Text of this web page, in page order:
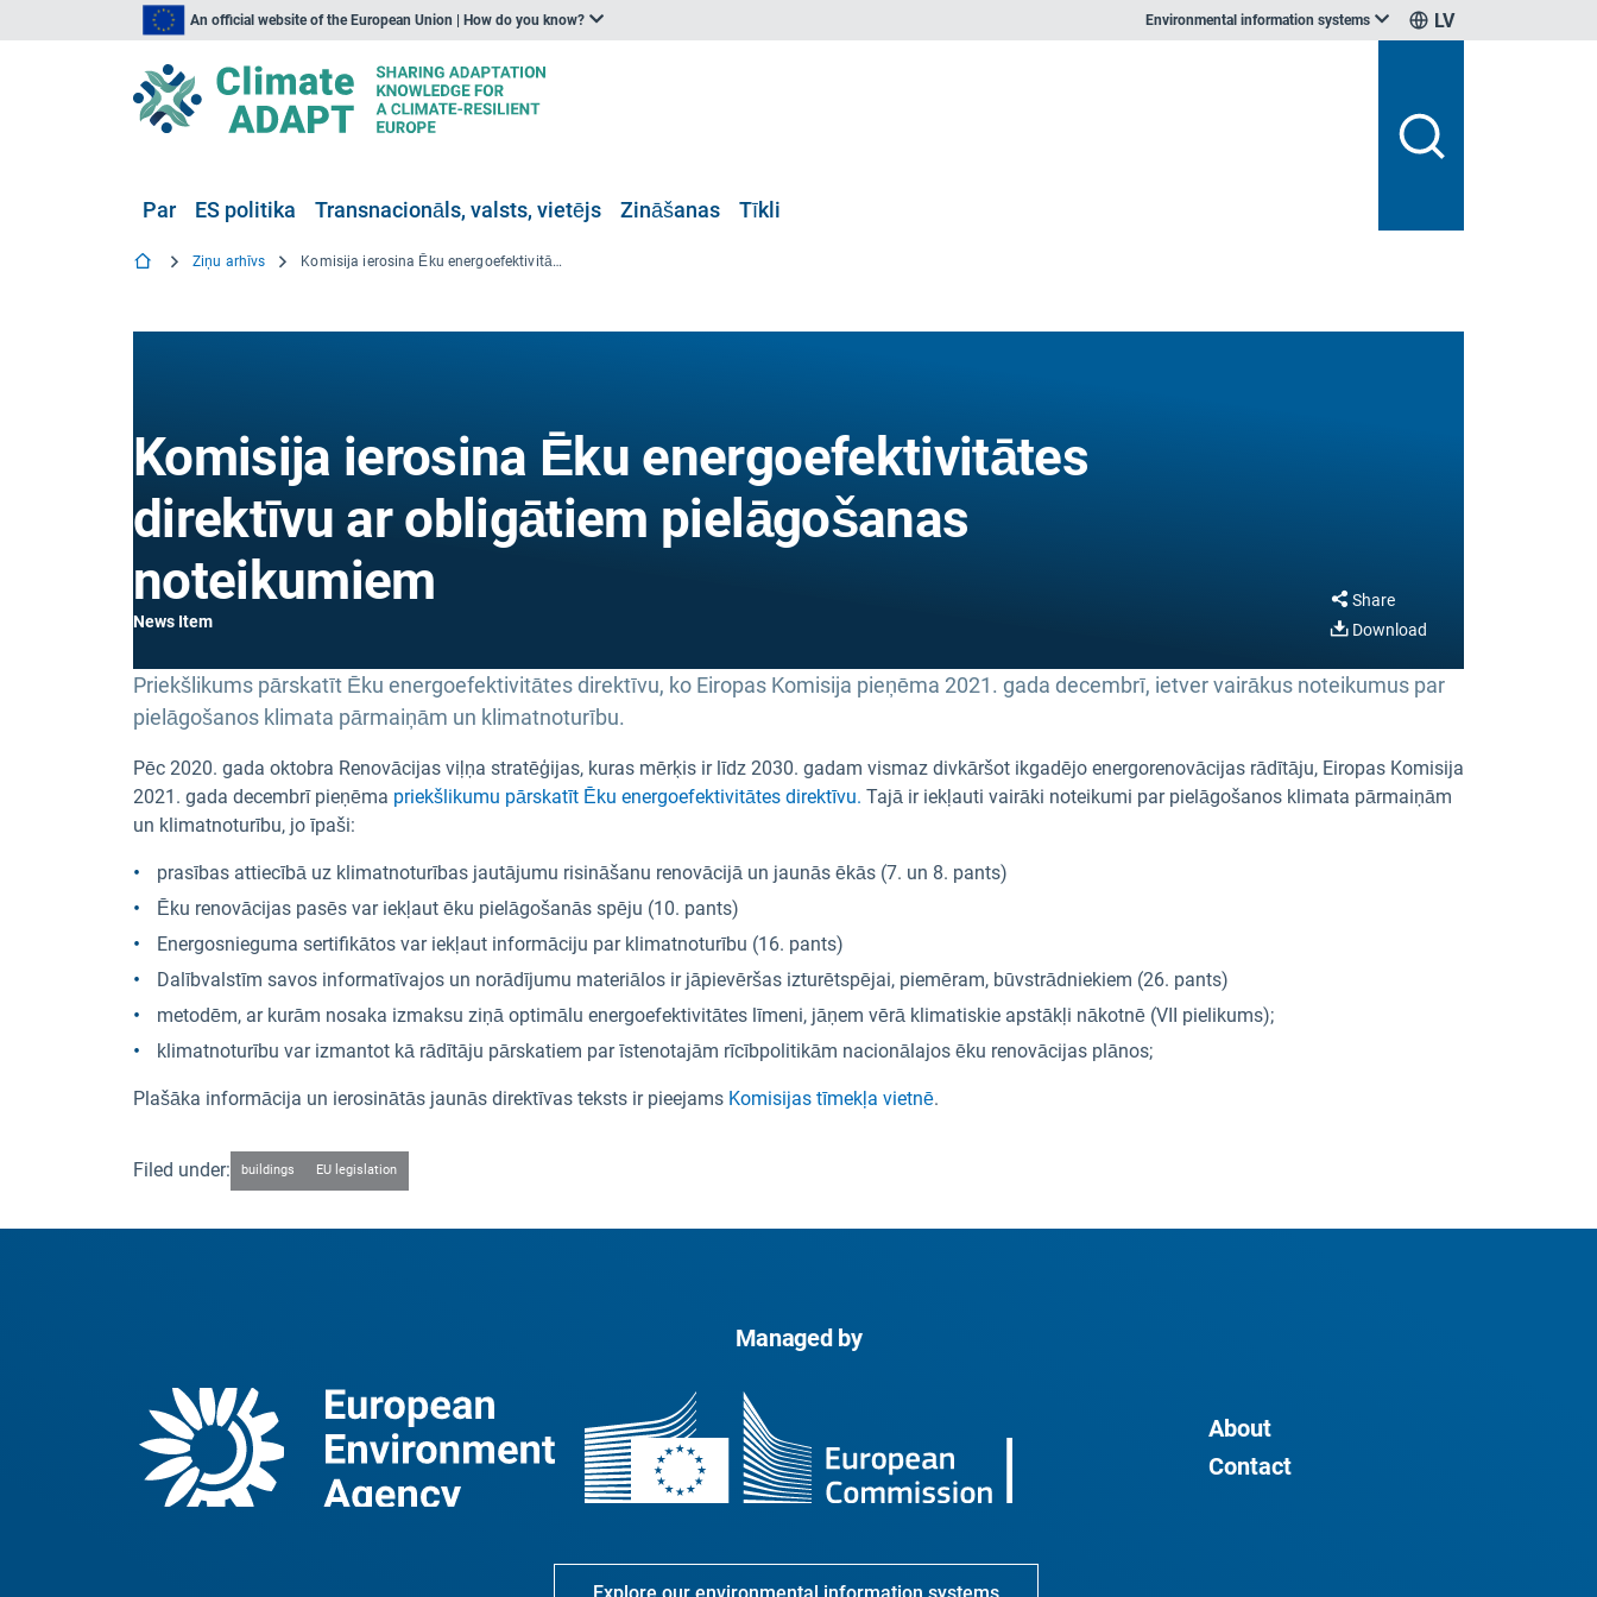
An official website of the European Union | How do you know? Environmental information systems LV
Par ES politika Transnacionāls, valsts, vietējs Zināšanas Tīkli
Ziņu arhīvs Komisija ierosina Ēku energoefektivitātes direktīvu ar obligātiem pielāgošanas noteikumiem
Komisija ierosina Ēku energoefektivitātes
direktīvu ar obligātiem pielāgošanas
noteikumiem
News Item
Share
Download
Priekšlikums pārskatīt Ēku energoefektivitātes direktīvu, ko Eiropas Komisija pieņēma 2021. gada decembrī, ietver vairākus noteikumus par
pielāgošanos klimata pārmaiņām un klimatnoturību.
Pēc 2020. gada oktobra Renovācijas viļņa stratēģijas, kuras mērķis ir līdz 2030. gadam vismaz divkāršot ikgadējo energorenovācijas rādītāju, Eiropas Komisija
2021. gada decembrī pieņēma priekšlikumu pārskatīt Ēku energoefektivitātes direktīvu. Tajā ir iekļauti vairāki noteikumi par pielāgošanos klimata pārmaiņām
un klimatnoturību, jo īpaši:
prasības attiecībā uz klimatnoturības jautājumu risināšanu renovācijā un jaunās ēkās (7. un 8. pants)
Ēku renovācijas pasēs var iekļaut ēku pielāgošanās spēju (10. pants)
Energosnieguma sertifikātos var iekļaut informāciju par klimatnoturību (16. pants)
Dalībvalstīm savos informatīvajos un norādījumu materiālos ir jāpievēršas izturētspējai, piemēram, būvstrādniekiem (26. pants)
metodēm, ar kurām nosaka izmaksu ziņā optimālu energoefektivitātes līmeni, jāņem vērā klimatiskie apstākļi nākotnē (VII pielikums);
klimatnoturību var izmantot kā rādītāju pārskatiem par īstenotajām rīcībpolitikām nacionālajos ēku renovācijas plānos;
Plašāka informācija un ierosinātās jaunās direktīvas teksts ir pieejams Komisijas tīmekļa vietnē.
Filed under: buildings EU legislation
Managed by
About
Contact